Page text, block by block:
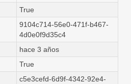
True
9104c714-56e0-471f-b467-
4d0e0f9d35c4
hace 3 años
True
c5e3cefd-6d9f-4342-92e4-